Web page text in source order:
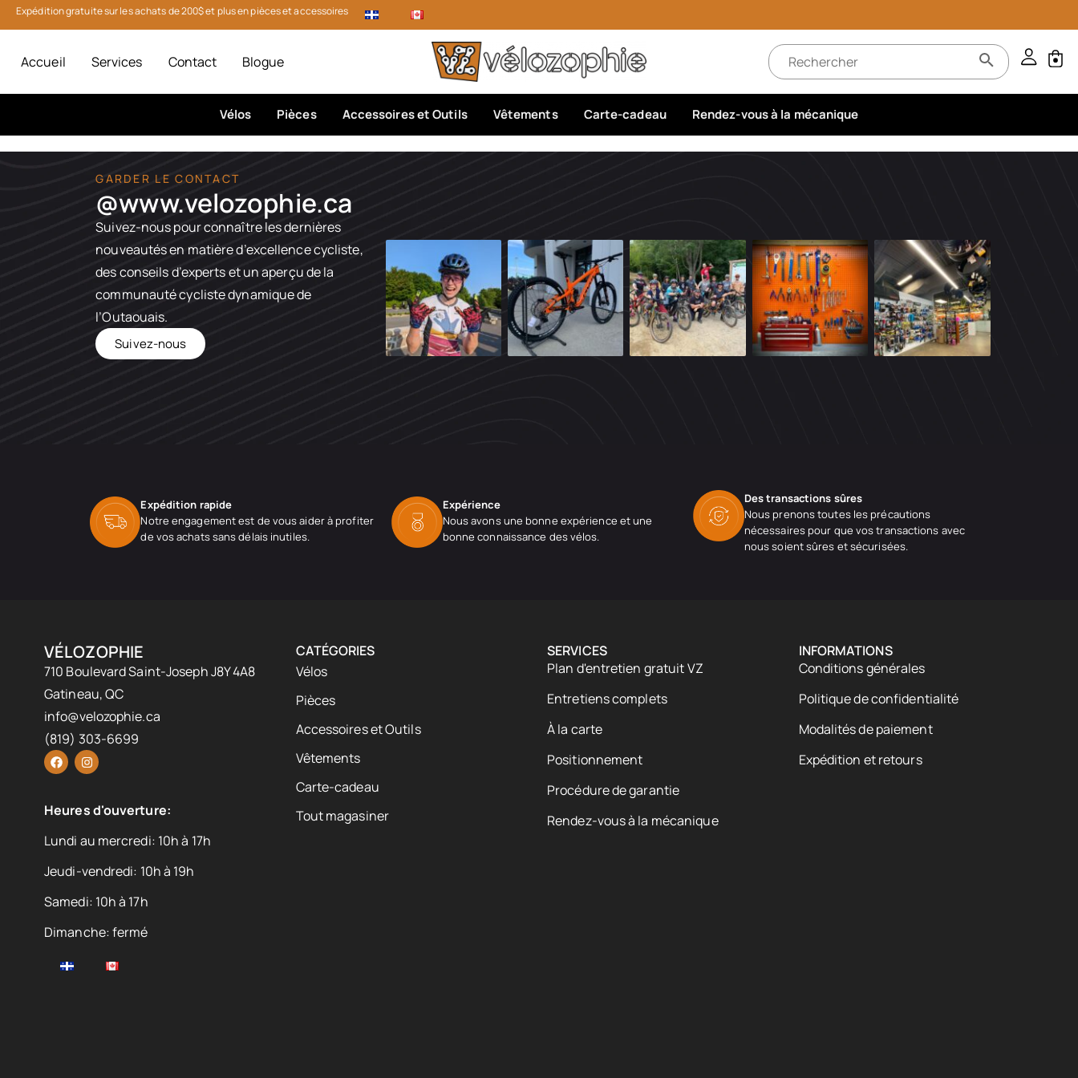
Expédition gratuite sur les achats de 200$ et plus en pièces et accessoires
Accueil Services Contact Blogue
Vélos Pièces Accessoires et Outils Vêtements Carte-cadeau Rendez-vous à la mécanique
GARDER LE CONTACT
@www.velozophie.ca​
Suivez-nous pour connaître les dernières
nouveautés en matière d’excellence cycliste,
des conseils d’experts et un aperçu de la
communauté cycliste dynamique de
l’Outaouais.
Suivez-nous
Expédition rapide
Notre engagement est de vous aider à profiter
de vos achats sans délais inutiles.
Expérience
Nous avons une bonne expérience et une
bonne connaissance des vélos.
Des transactions sûres
Nous prenons toutes les précautions
nécessaires pour que vos transactions avec
nous soient sûres et sécurisées.
VÉLOZOPHIE
710 Boulevard Saint-Joseph J8Y 4A8
Gatineau, QC
info@velozophie.ca
(819) 303-6699
Heures d'ouverture:
Lundi au mercredi: 10h à 17h
Jeudi-vendredi: 10h à 19h
Samedi: 10h à 17h
Dimanche: fermé
CATÉGORIES
Vélos
Pièces
Accessoires et Outils
Vêtements
Carte-cadeau
Tout magasiner
SERVICES
Plan d'entretien gratuit VZ
Entretiens complets
À la carte
Positionnement
Procédure de garantie
Rendez-vous à la mécanique
INFORMATIONS
Conditions générales
Politique de confidentialité
Modalités de paiement
Expédition et retours